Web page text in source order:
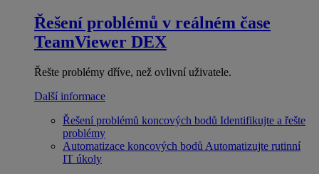
Řešení problémů v reálném čase
TeamViewer DEX
Řešte problémy dříve, než ovlivní uživatele.
Další informace
Řešení problémů koncových bodů Identifikujte a řešte
problémy
Automatizace koncových bodů Automatizujte rutinní
IT úkoly